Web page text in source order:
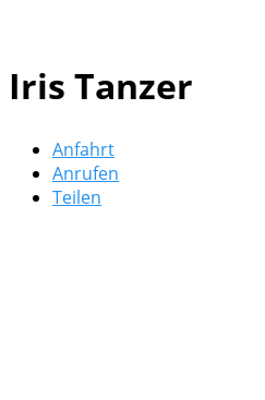
Iris Tanzer
Anfahrt
Anrufen
Teilen